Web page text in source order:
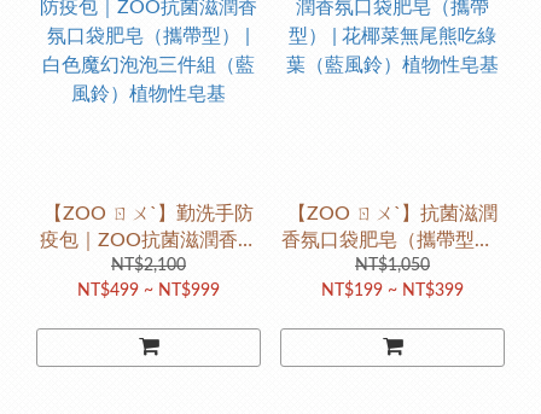
【ZOO ㄖㄨˋ】勤洗手防
疫包｜ZOO抗菌滋潤香氛
口袋肥皂（攜帶型） | 白
色魔幻泡泡三件組（藍風
NT$2,100
NT$499 ~ NT$999
【ZOO ㄖㄨˋ】抗菌滋潤
香氛口袋肥皂（攜帶型） |
花椰菜無尾熊吃綠葉（藍
風鈴）植物性皂基
NT$1,050
NT$199 ~ NT$399